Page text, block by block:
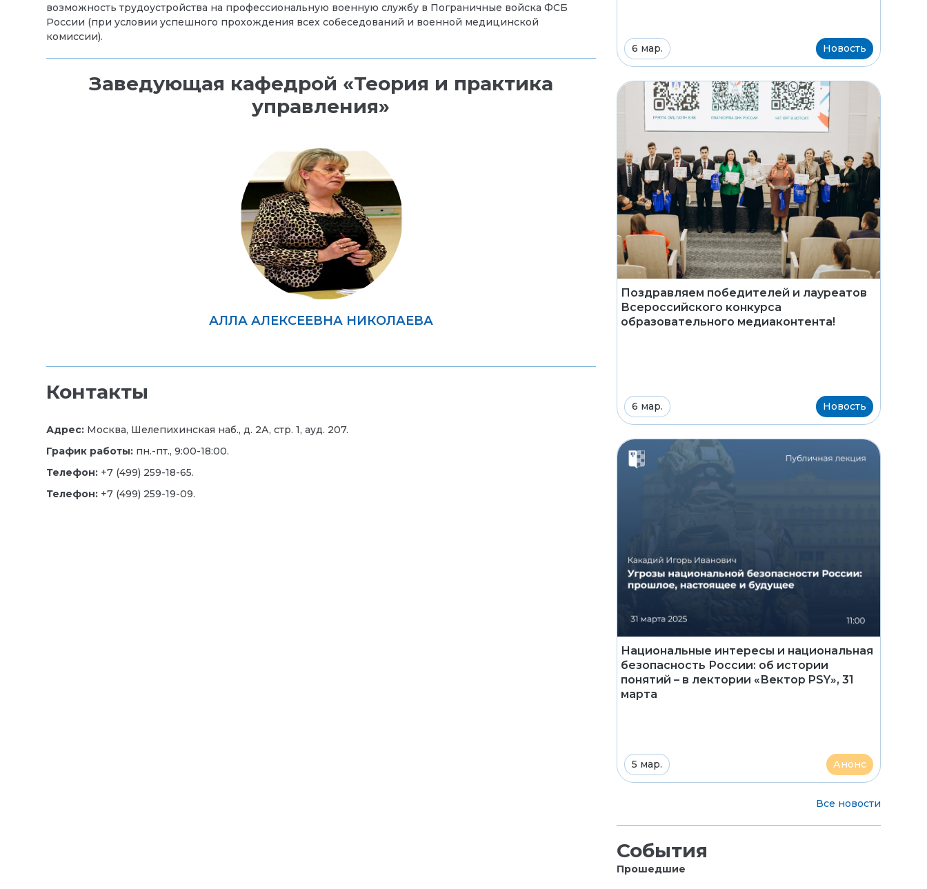
возможность трудоустройства на профессиональную военную службу в Пограничные войска ФСБ
России (при условии успешного прохождения всех собеседований и военной медицинской
комиссии).
Заведующая кафедрой «Теория и практика
управления»
АЛЛА АЛЕКСЕЕВНА НИКОЛАЕВА
Контакты
Адрес: Москва, Шелепихинская наб., д. 2А, стр. 1, ауд. 207.
График работы: пн.-пт., 9:00-18:00.
Телефон: +7 (499) 259-18-65.
Телефон: +7 (499) 259-19-09.
6 мар. Новость
Поздравляем победителей и лауреатов
Всероссийского конкурса
образовательного медиаконтента!
6 мар. Новость
Национальные интересы и национальная
безопасность России: об истории
понятий – в лектории «Вектор PSY», 31
марта
5 мар. Анонс
Все новости
События
Прошедшие